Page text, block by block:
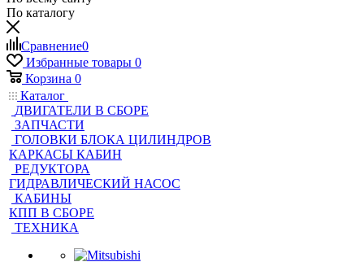
По каталогу
Сравнение0
Избранные товары 0
Корзина 0
Каталог
ДВИГАТЕЛИ В СБОРЕ
ЗАПЧАСТИ
ГОЛОВКИ БЛОКА ЦИЛИНДРОВ
КАРКАСЫ КАБИН
РЕДУКТОРА
ГИДРАВЛИЧЕСКИЙ НАСОС
КАБИНЫ
КПП В СБОРЕ
ТЕХНИКА